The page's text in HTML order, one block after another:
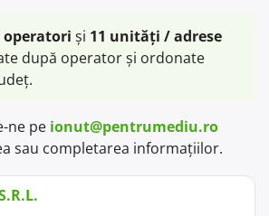
operatori și 11 unități / adrese
după operator și ordonate
ne pe ionut@pentrumediu.ro
sau completarea informațiilor.